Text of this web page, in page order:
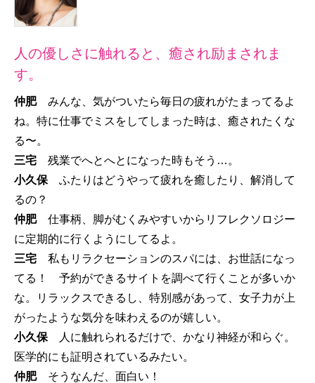
人の優しさに触れると、癒され励まされま
す。
仲肥みんな、気がついたら毎日の疲れがたまってるよ
ね。特に仕事でミスをしてしまった時は、癒されたくな
る〜。
三宅 残業でへとへとになった時もそう…。
小久保 ふたりはどうやって疲れを癒したり、解消して
るの？
仲肥仕事柄、脚がむくみやすいからリフレクソロジー
に定期的に行くようにしてるよ。
三宅 私もリラクセーションのスパには、お世話になっ
てる！ 予約ができるサイトを調べて行くことが多いか
な。リラックスできるし、特別感があって、女子力が上
がったような気分を味わえるのが嬉しい。
小久保 人に触れられるだけで、かなり神経が和らぐ。
医学的にも証明されているみたい。
仲肥そうなんだ、面白い！